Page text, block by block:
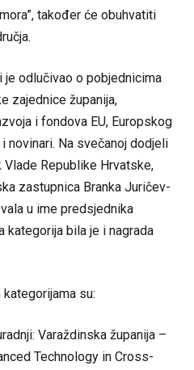
također će obuhvatiti
je odlučivao o pobjednicima
zajednice županija,
i fondova EU, Europskog
novinari. Na svečanoj dodjeli
Republike Hrvatske,
zastupnica Branka Juričev-
u ime predsjednika
kategorija bila je i nagrada
su:
Varaždinska županija –
Technology in Cross-